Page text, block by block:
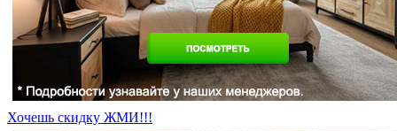
Хочешь скидку ЖМИ!!!